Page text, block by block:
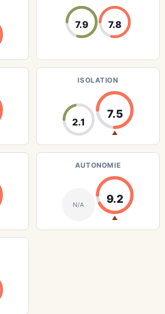
7.9 7.8
ISOLATION
2.1
7.5
▲
AUTONOMIE
N/A 9.2
▲